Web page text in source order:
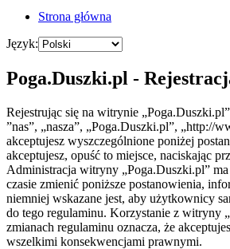
Strona główna
Język:
Poga.Duszki.pl -
Rejestrując się na witrynie
”nas”, „nasza”, „Poga.Duszki.pl”, „http://
akceptujesz wyszczególnione poniżej
akceptujesz, opuść to miejsce, naciskając
Administracja witryny „Poga.Duszki.pl”
czasie zmienić poniższe postanowienia,
niemniej wskazane jest, aby użytkownicy
do tego regulaminu. Korzystanie z witryny
zmianach regulaminu oznacza, że
wszelkimi konsekwencjami prawnymi.